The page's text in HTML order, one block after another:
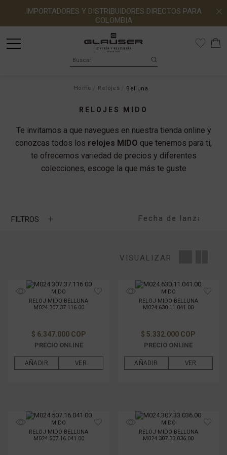
IMPORTADORES Y DISTRIBUIDORES DIRECTOS PARA
COLOMBIA
Home Relojes Belluna
RELOJES MIDO
Te invitamos a que navegues en nuestra tienda online y
conozcas todos los relojes MIDO que tenemos para ti,
te ofrecemos variedad de precios y diferentes
colecciones, escoge la que más te guste
FILTROS +
MATERIAL DE LA CAJA
MATERIAL DE PULSO
GÉNERO
VISUALIZAR
MIDO
RELOJ MIDO BELLUNA
M024.307.37.116.00
$ 6.347.000 COP
PRECIO ONLINE
AÑADIR VER
MIDO
RELOJ MIDO BELLUNA
M024.630.11.041.00
$ 5.332.000 COP
PRECIO ONLINE
AÑADIR VER
MIDO
RELOJ MIDO BELLUNA
M024.507.16.041.00
MIDO
RELOJ MIDO BELLUNA
M024.307.33.036.00